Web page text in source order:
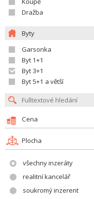
Dražba
Byty
Garsonka
Byt 1+1
Byt 3+1
Byt 5+1 a větší
Cena
Plocha
všechny inzeráty
realitní kancelář
soukromý inzerent